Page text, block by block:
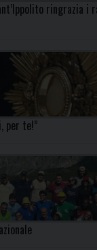
ringrazia i
per te!”